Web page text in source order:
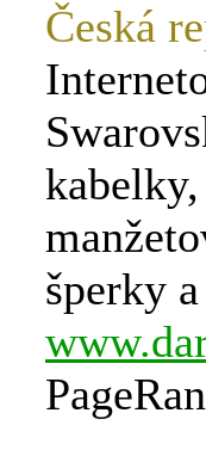
Česká
šperky